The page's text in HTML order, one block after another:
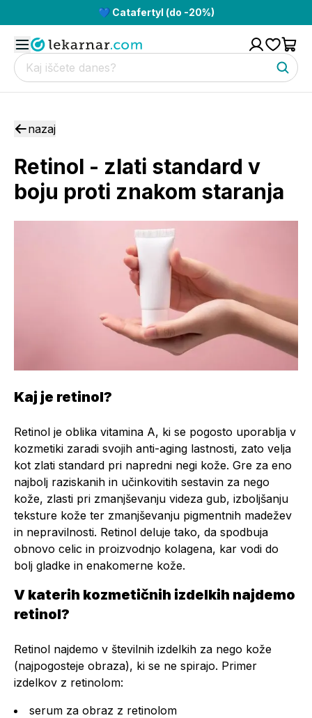
💙 Catafertyl (do -20%)
nazaj
Retinol - zlati standard v
boju proti znakom staranja
Kaj je retinol?
Retinol je oblika vitamina A, ki se pogosto uporablja v
kozmetiki zaradi svojih anti-aging lastnosti, zato velja
kot zlati standard pri napredni negi kože. Gre za eno
najbolj raziskanih in učinkovitih sestavin za nego
kože, zlasti pri zmanjševanju videza gub, izboljšanju
teksture kože ter zmanjševanju pigmentnih madežev
in nepravilnosti. Retinol deluje tako, da spodbuja
obnovo celic in proizvodnjo kolagena, kar vodi do
bolj gladke in enakomerne kože.
V katerih kozmetičnih izdelkih najdemo
retinol?
Retinol najdemo v številnih izdelkih za nego kože
(najpogosteje obraza), ki se ne spirajo. Primer
izdelkov z retinolom:
serum za obraz z retinolom